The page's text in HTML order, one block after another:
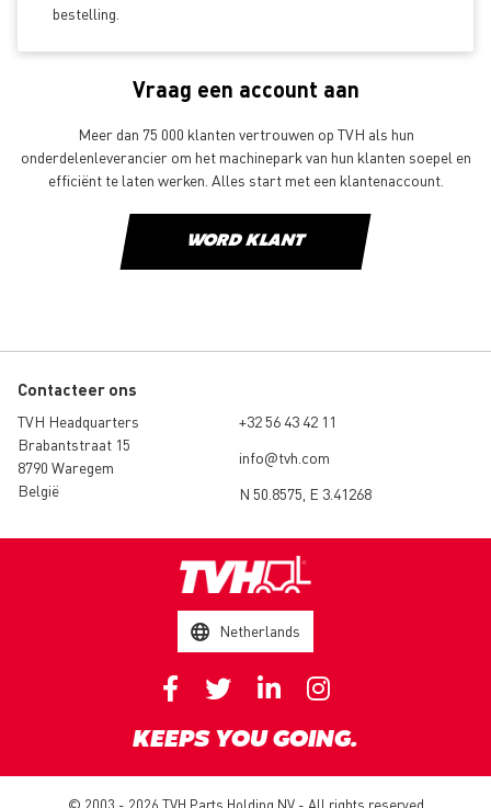
bestelling.
Vraag een account aan
Meer dan 75 000 klanten vertrouwen op TVH als hun
onderdelenleverancier om het machinepark van hun klanten soepel en
efficiënt te laten werken. Alles start met een klantenaccount.
WORD KLANT
Contacteer ons
TVH Headquarters
Brabantstraat 15
8790 Waregem
België
+32 56 43 42 11
info@tvh.com
N 50.8575, E 3.41268
Netherlands
KEEPS YOU GOING.
© 2003 - 2026 TVH Parts Holding NV - All rights reserved